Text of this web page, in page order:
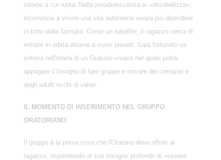
intorno a cui ruota. Nella preadolescenza si «desatellizza»:
incomincia a vivere una vita autonoma senza più dipendere
in tutto dalla famiglia. Come un satellite, il ragazzo cerca di
entrare in orbita attorno a nuovi pianeti. Sarà fortunato se
entrerà nell'orbita di un Oratorio vivace nel quale potrà
appagare il bisogno di fare gruppo e trovare dei coetanei e
degli adulti ricchi di valori.
IL MOMENTO DI INSERIMENTO NEL GRUPPO
ORATORIANO
Il gruppo è la prima cosa che l'Oratorio deve offrire al
ragazzo, rispondendo al suo bisogno profondo di «essere